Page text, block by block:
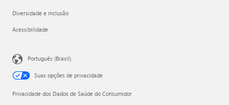
Diversidade e inclusão
Acessibilidade
Português (Brasil)
Suas opções de privacidade
Privacidade dos Dados de Saúde do Consumidor